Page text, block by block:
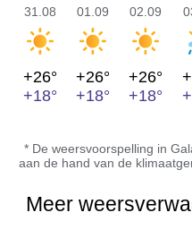
31.08
+26°
+18°
01.09
+26°
+18°
02.09
+26°
+18°
* De weersvoorspelling in
aan de hand van de
Meer